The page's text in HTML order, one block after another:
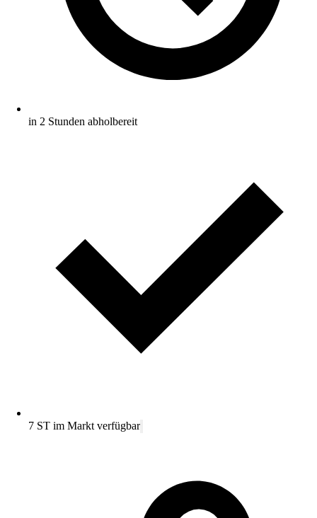
in 2 Stunden abholbereit
7 ST im Markt verfügbar